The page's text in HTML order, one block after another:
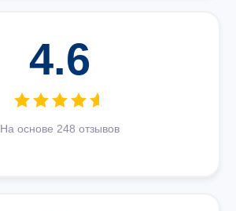
4.6
На основе 248 отзывов